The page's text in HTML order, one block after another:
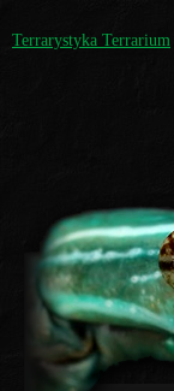
Terrarystyka Terrarium